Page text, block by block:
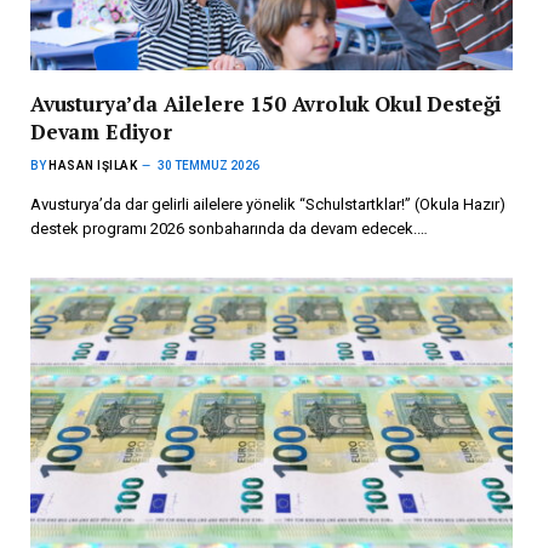
Avusturya’da Ailelere 150 Avroluk Okul Desteği
Devam Ediyor
BY HASAN IŞILAK 30 TEMMUZ 2026
Avusturya’da dar gelirli ailelere yönelik “Schulstartklar!” (Okula Hazır)
destek programı 2026 sonbaharında da devam edecek.…